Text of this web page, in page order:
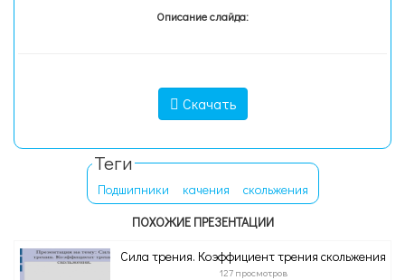
Описание слайда:
Скачать
Теги
Подшипники качения
скольжения
ПОХОЖИЕ ПРЕЗЕНТАЦИИ
Сила трения. Коэффициент трения скольжения
127 просмотров